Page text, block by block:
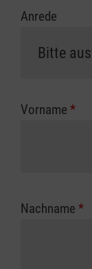
erfolgt
Die
Anrede
Vorname *
Nachname *